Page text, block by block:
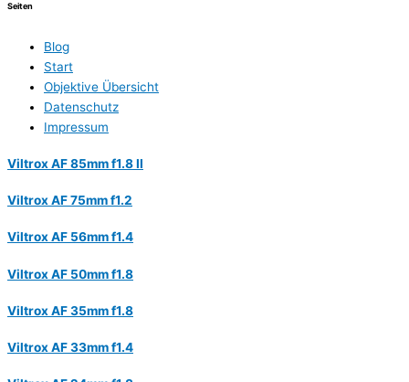
Seiten
Blog
Start
Objektive Übersicht
Datenschutz
Impressum
Viltrox AF 85mm f1.8 II
Viltrox AF 75mm f1.2
Viltrox AF 56mm f1.4
Viltrox AF 50mm f1.8
Viltrox AF 35mm f1.8
Viltrox AF 33mm f1.4